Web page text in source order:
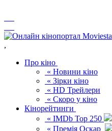
,
Про кіно
« Новини кіно
« Зірки кіно
« HD Трейлери
« Скоро у кіно
Кінорейтинги
« IMDb Top 250
« Премія Оскар